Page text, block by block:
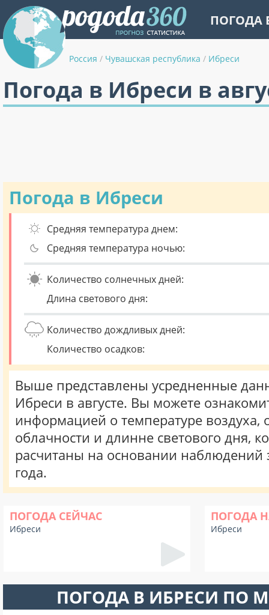
ПОГОДА
Россия / Чувашская республика / Ибреси
Погода в Ибреси в
Погода в Ибреси
Средняя температура днем:
Средняя температура ночью:
Количество солнечных дней:
Длина светового дня:
Количество дождливых дней:
Количество осадков:
Выше представлены усредненные
Ибреси в августе. Вы можете
информацией о температуре воздуха,
облачности и длинне светового дня,
расчитаны на основании наблюдений
года.
ПОГОДА СЕЙЧАС
Ибреси
ПОГОДА
Ибреси
ПОГОДА В ИБРЕСИ ПО